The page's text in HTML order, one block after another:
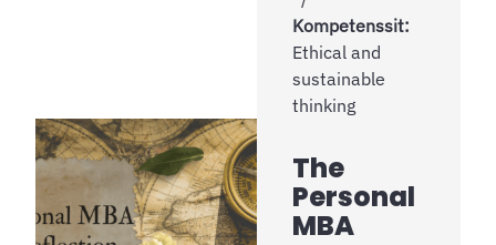
Kompetenssit:
Ethical and
sustainable
thinking
The
Personal
MBA